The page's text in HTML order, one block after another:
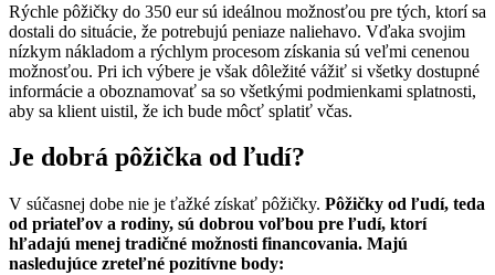
Rýchle pôžičky do 350 eur sú ideálnou možnosťou pre tých, ktorí sa
dostali do situácie, že potrebujú peniaze naliehavo. Vďaka svojim
nízkym nákladom a rýchlym procesom získania sú veľmi cenenou
možnosťou. Pri ich výbere je však dôležité vážiť si všetky dostupné
informácie a oboznamovať sa so všetkými podmienkami splatnosti,
aby sa klient uistil, že ich bude môcť splatiť včas.
Je dobrá pôžička od ľudí?
V súčasnej dobe nie je ťažké získať pôžičky. Pôžičky od ľudí, teda
od priateľov a rodiny, sú dobrou voľbou pre ľudí, ktorí
hľadajú menej tradičné možnosti financovania. Majú
nasledujúce zreteľné pozitívne body: